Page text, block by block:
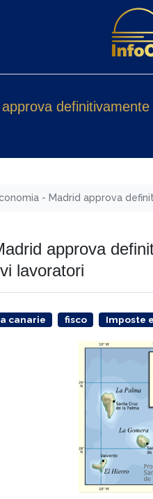
- Madrid approva
approva
lavoratori
canarie fisco Imposte